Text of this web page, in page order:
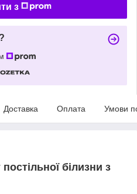
з
Доставка Оплата Умови
білизни з